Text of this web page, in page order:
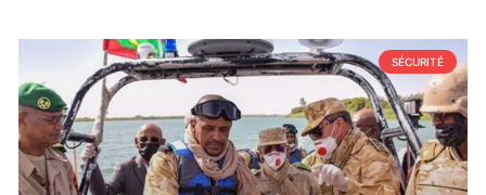
SÉCURITÉ